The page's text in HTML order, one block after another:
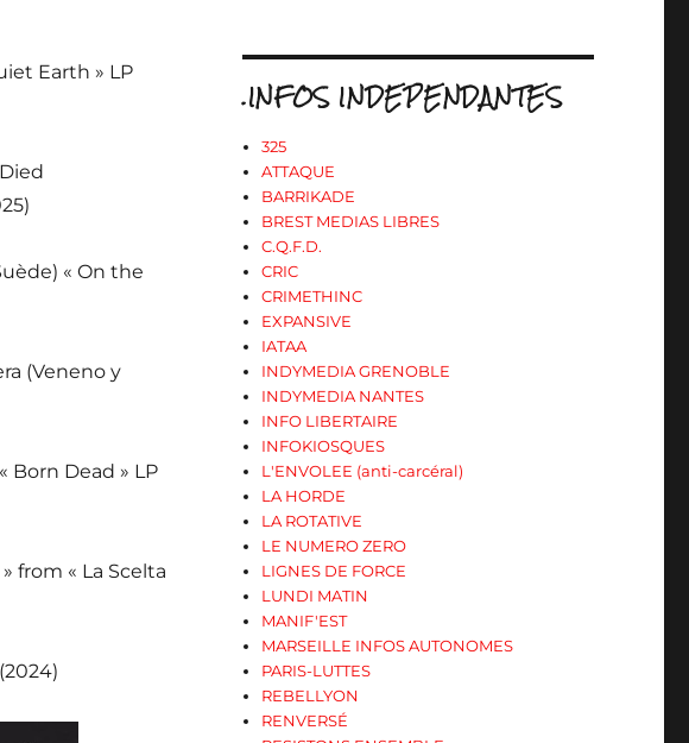
Earth » LP
« On the
(Veneno y
Born Dead » LP
from « La Scelta
.INFOS INDEPENDANTES
325
ATTAQUE
BARRIKADE
BREST MEDIAS LIBRES
C.Q.F.D.
CRIC
CRIMETHINC
EXPANSIVE
IATAA
INDYMEDIA GRENOBLE
INDYMEDIA NANTES
INFO LIBERTAIRE
INFOKIOSQUES
L'ENVOLEE (anti-carcéral)
LA HORDE
LA ROTATIVE
LE NUMERO ZERO
LIGNES DE FORCE
LUNDI MATIN
MANIF'EST
MARSEILLE INFOS AUTONOMES
PARIS-LUTTES
REBELLYON
RENVERSÉ